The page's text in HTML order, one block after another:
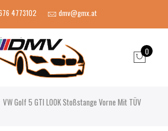
4773102 dmv@gmx.at
0
VW Golf 5 GTI LOOK Stoßstange Vorne Mit TÜV